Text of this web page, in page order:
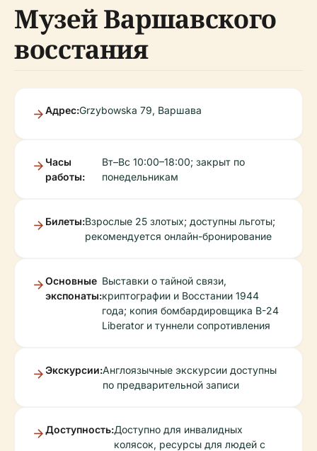
Музей Варшавского
восстания
Адрес:Grzybowska 79, Варшава
Часы
работы:
Вт–Вс 10:00–18:00; закрыт по
понедельникам
Билеты:Взрослые 25 злотых; доступны льготы;
рекомендуется онлайн-бронирование
Основные
экспонаты:
Выставки о тайной связи,
криптографии и Восстании 1944
года; копия бомбардировщика B-24
Liberator и туннели сопротивления
Экскурсии:Англоязычные экскурсии доступны
по предварительной записи
Доступность:Доступно для инвалидных
колясок, ресурсы для людей с